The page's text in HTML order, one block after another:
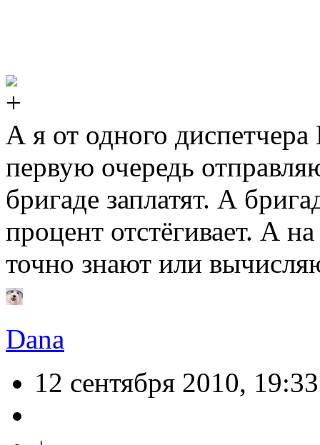
А я от одного
первую очередь
бригаде заплатят. А
процент отстёгивает. А
точно знают или
Dana
12 сентября 2010, 19:33